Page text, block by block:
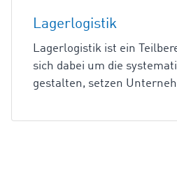
Lagerlogistik
Lagerlogistik ist ein
sich dabei um die
gestalten, setzen